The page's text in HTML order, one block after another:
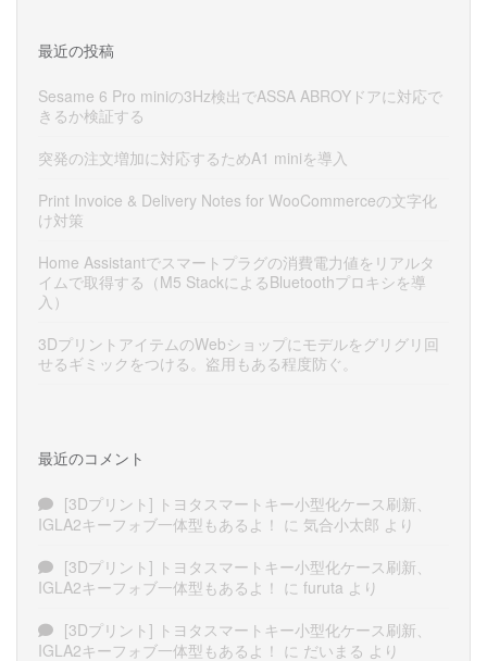
最近の投稿
Sesame 6 Pro miniの3Hz検出でASSA ABROYドアに対応で
きるか検証する
突発の注文増加に対応するためA1 miniを導入
Print Invoice & Delivery Notes for WooCommerceの文字化
け対策
Home Assistantでスマートプラグの消費電力値をリアルタ
イムで取得する（M5 StackによるBluetoothプロキシを導
入）
3DプリントアイテムのWebショップにモデルをグリグリ回
せるギミックをつける。盗用もある程度防ぐ。
最近のコメント
[3Dプリント] トヨタスマートキー小型化ケース刷新、
IGLA2キーフォブ一体型もあるよ！ に 気合小太郎 より
[3Dプリント] トヨタスマートキー小型化ケース刷新、
IGLA2キーフォブ一体型もあるよ！ に furuta より
[3Dプリント] トヨタスマートキー小型化ケース刷新、
IGLA2キーフォブ一体型もあるよ！ に だいまる より